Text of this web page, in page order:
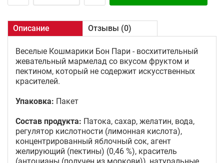
Описание Отзывы (0)
Веселые Кошмарики Бон Пари - восхитительный
жевательный мармелад со вкусом фруктом и
пектином, который не содержит искусственных
красителей.
Упаковка: Пакет
Состав продукта: Патока, сахар, желатин, вода,
регулятор кислотности (лимонная кислота),
концентрированный яблочный сок, aгент
желирующий (пектины) (0,46 %), краситель